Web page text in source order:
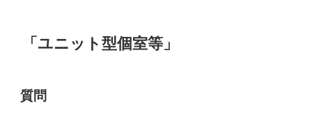
「ユニット型個室等」
質問